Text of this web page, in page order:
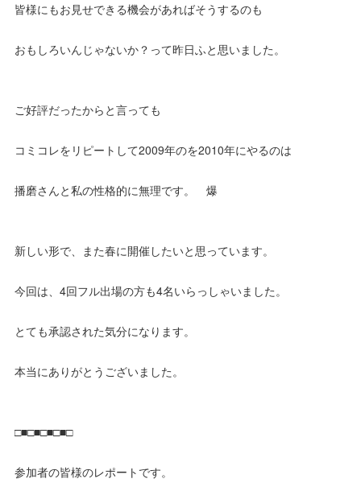
皆様にもお見せできる機会があればそうするのも
おもしろいんじゃないか？って昨日ふと思いました。
ご好評だったからと言っても
コミコレをリピートして2009年のを2010年にやるのは
播磨さんと私の性格的に無理です。 爆
新しい形で、また春に開催したいと思っています。
今回は、4回フル出場の方も4名いらっしゃいました。
とても承認された気分になります。
本当にありがとうございました。
□■□■□■□■□
参加者の皆様のレポートです。